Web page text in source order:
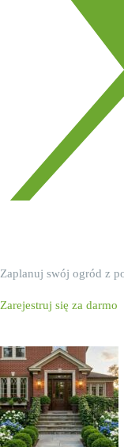
Zaplanuj swój ogród z
Zarejestruj się za darmo